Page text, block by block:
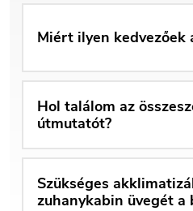
Miért ilyen kedvezőek
Hol találom az
útmutatót?
Szükséges
zuhanykabin üvegét a